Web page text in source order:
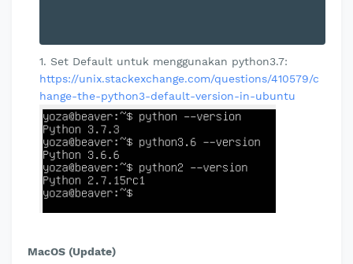
Set Default untuk menggunakan python3.7:
https://unix.stackexchange.com/questions/410579/c
hange-the-python3-default-version-in-ubuntu
MacOS (Update)